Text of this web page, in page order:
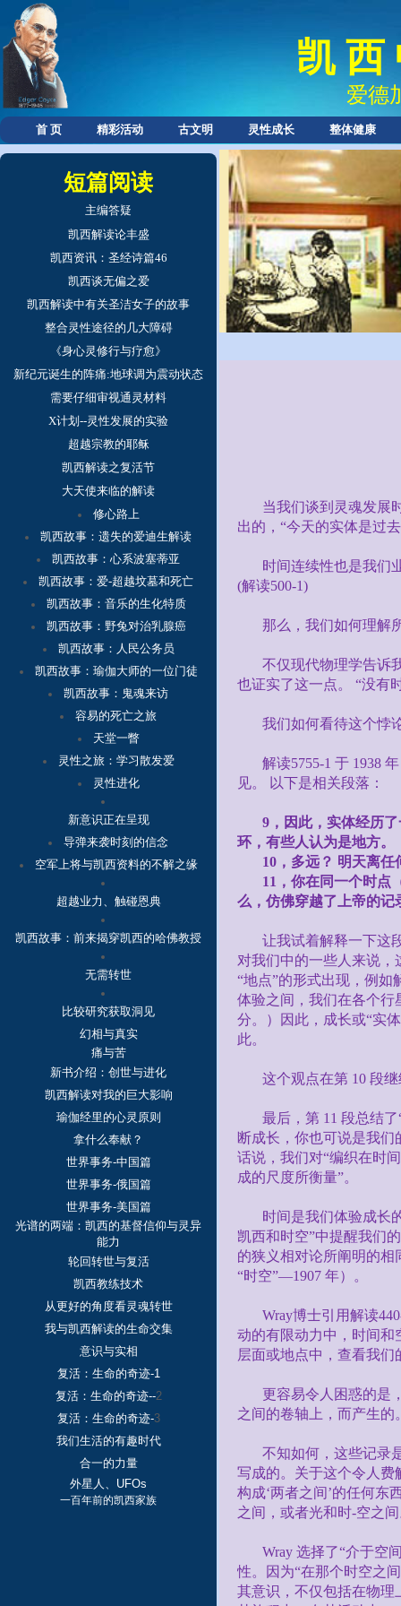
首 页 精彩活动 古文明 灵性成长 整体健康
凯 西
爱德
短篇阅读
主编答疑
凯西解读论丰盛
凯西资讯：圣经诗篇46
凯西谈无偏之爱
凯西解读中有关圣洁女子的故事
整合灵性途径的几大障碍
《身心灵修行与疗愈》
新纪元诞生的阵痛:地球调为震动状态
需要仔细审视通灵材料
X计划--灵性发展的实验
超越宗教的耶稣
凯西解读之复活节
大天使来临的解读
修心路上
凯西故事： 遗失的爱迪生解读
凯西故事：心系波塞蒂亚
凯西故事：爱-超越坟墓和死亡
凯西故事：音乐的生化特质
凯西故事：野兔对治乳腺癌
凯西故事：人民公务员
凯西故事：瑜伽大师的一位门徒
凯西故事：鬼魂来访
容易的死亡之旅
天堂一瞥
灵性之旅：学习散发爱
灵性进化
新意识正在呈现
导弹来袭时刻的信念
空军上将与凯西资料的不解之缘
超越业力、触碰恩典
凯西故事： 前来揭穿凯西的哈佛教授
无需转世
比较研究获取洞见
幻相与真实
痛与苦
新书介绍：创世与进化
凯西解读对我的巨大影响
瑜伽经里的心灵原则
拿什么奉献？
世界事务-中国篇
世界事务-俄国篇
世界事务-美国篇
光谱的两端：凯西的基督信仰与灵异
能力
轮回转世与复活
凯西教练技术
从更好的角度看灵魂转世
我与凯西解读的生命交集
意识与实相
复活：生命的奇迹-1
复活：生命的奇迹--2
复活：生命的奇迹-3
我们生活的有趣时代
合一的力量
外星人、UFOs
一百年前的凯西家族
当我们谈到灵魂发展
出的，“今天的实体是过
时间连续性也是我们
(解读500-1)
那么，我们如何理解
不仅现代物理学告诉
也证实了这一点。 “没有
我们如何看待这个悖
解读5755-1 于 1938 年
见。 以下是相关段落：
9 ，因此，实体经历
环，有些人认为是地方。
10 ，多远？ 明天离
11 ，你在同一个时
么，仿佛穿越了上帝的记
让我试着解释一下这
对我们中的一些人来说，
“地点”的形式出现，例
体验之间，我们在各个行
分。）因此，成长或“实
此。
这个观点在第 10 段
最后，第 11 段总结
断成长，你也可说是我们
话说，我们对“编织在时
成的尺度所衡量”。
时间是我们体验成长
凯西和时空”中提醒我们
的狭义相对论所阐明的
“时空”—1907 年）。
Wray博士引用解读
动的有限动力中，时间和
层面或地点中，查看我们
更容易令人困惑的是
之间的卷轴上，而产生的
不知如何，这些记录
写成的。关于这个令人费
构成‘两者之间’的任何东
之间，或者光和时-空之
Wray 选择了“介于空
性。因为“在那个时空之
其意识，不仅包括在物理